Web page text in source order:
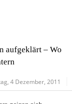
aufgeklärt – Wo
4 Dezember, 2011